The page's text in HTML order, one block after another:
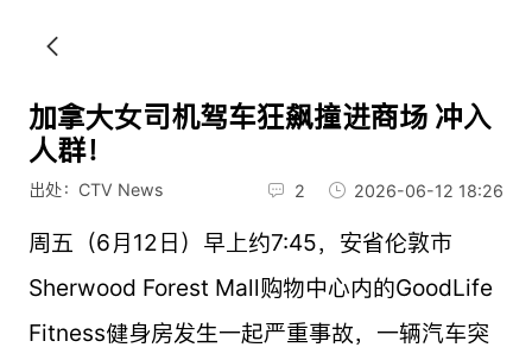
加拿大女司机驾车狂飙撞进商场 冲入
人群！
出处：CTV News 2 2026-06-12 18:26
周五（6月12日）早上约7:45，安省伦敦市
Sherwood Forest Mall购物中心内的GoodLife
Fitness健身房发生一起严重事故，一辆汽车突